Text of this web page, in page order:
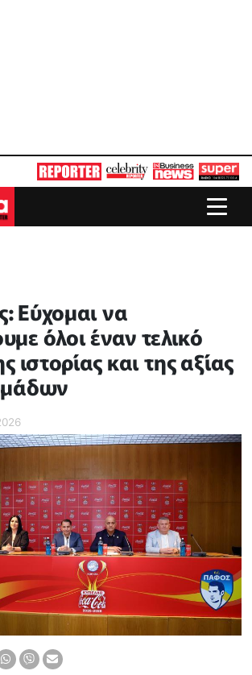
Εύχομαι να
όλοι έναν τελικό
ιστορίας και της αξίας